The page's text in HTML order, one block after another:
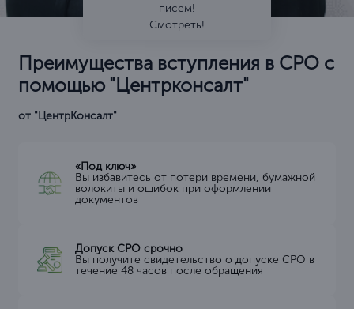
писем!
Смотреть!
Преимущества вступления в СРО с
помощью "Центрконсалт"
от "ЦентрКонсалт"
«Под ключ»
Вы избавитесь от потери времени, бумажной
волокиты и ошибок при оформлении
документов
Допуск СРО срочно
Вы получите свидетельство о допуске СРО в
течение 48 часов после обращения